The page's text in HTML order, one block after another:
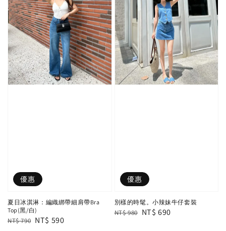
優惠
夏日冰淇淋：編織綁帶細肩帶Bra
Top(黑/白)
Regular
NT$ 790 Sale
NT$ 590
優惠
別樣的時髦。小辣妹牛仔套裝
Regular
NT$ 980 Sale
NT$ 690